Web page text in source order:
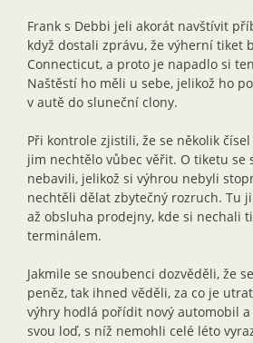
Frank s Debbi jeli akorát navštívit
když dostali zprávu, že výherní tiket
Connecticut, a proto je napadlo si
Naštěstí ho měli u sebe, jelikož ho
v autě do sluneční clony.
Při kontrole zjistili, že se několik
jim nechtělo vůbec věřit. O tiketu se
nebavili, jelikož si výhrou nebyli
nechtěli dělat zbytečný rozruch. Tu
až obsluha prodejny, kde si nechali
terminálem.
Jakmile se snoubenci dozvěděli, že
peněz, tak ihned věděli, za co je
výhry hodlá pořídit nový automobil
svou loď, s níž nemohli celé léto